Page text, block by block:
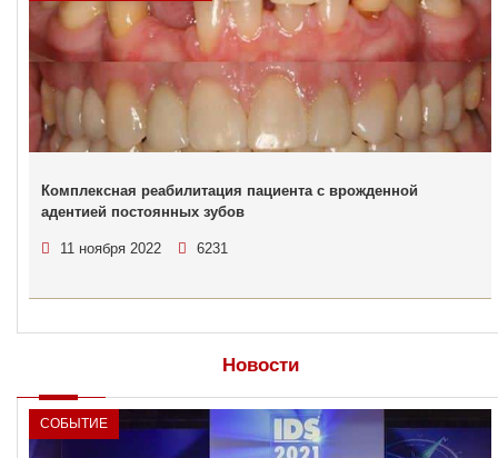
Комплексная реабилитация пациента с врожденной
адентией постоянных зубов
11 ноября 2022 6231
Новости
СОБЫТИЕ